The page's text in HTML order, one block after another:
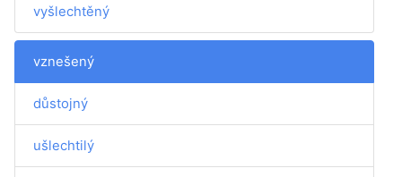
vyšlechtěný
vznešený
důstojný
ušlechtilý